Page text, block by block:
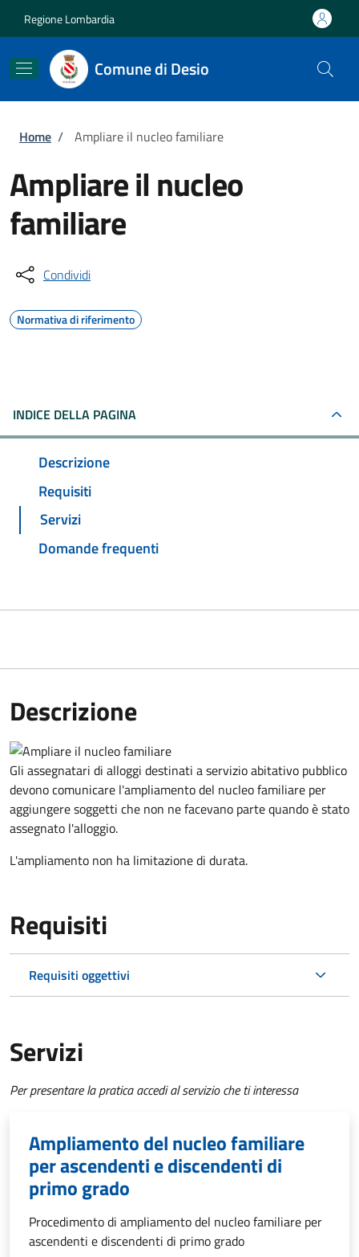
Regione Lombardia
Comune di Desio
Briciole di pane
Home / Ampliare il nucleo familiare
Ampliare il nucleo
familiare
Condividi
Normativa di riferimento
INDICE DELLA PAGINA
Descrizione
Requisiti
Servizi
Domande frequenti
Descrizione
Gli assegnatari di alloggi destinati a servizio abitativo pubblico
devono comunicare l'ampliamento del nucleo familiare per
aggiungere soggetti che non ne facevano parte quando è stato
assegnato l'alloggio.
L'ampliamento non ha limitazione di durata.
Requisiti
Requisiti oggettivi
Servizi
Per presentare la pratica accedi al servizio che ti interessa
Ampliamento del nucleo familiare
per ascendenti e discendenti di
primo grado
Procedimento di ampliamento del nucleo familiare per
ascendenti e discendenti di primo grado